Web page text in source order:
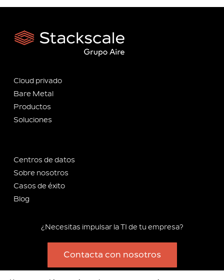
Cloud privado
Bare Metal
Productos
Soluciones
Centros de datos
Sobre nosotros
Casos de éxito
Blog
¿Necesitas impulsar la TI de tu empresa?
Contacta con nosotros